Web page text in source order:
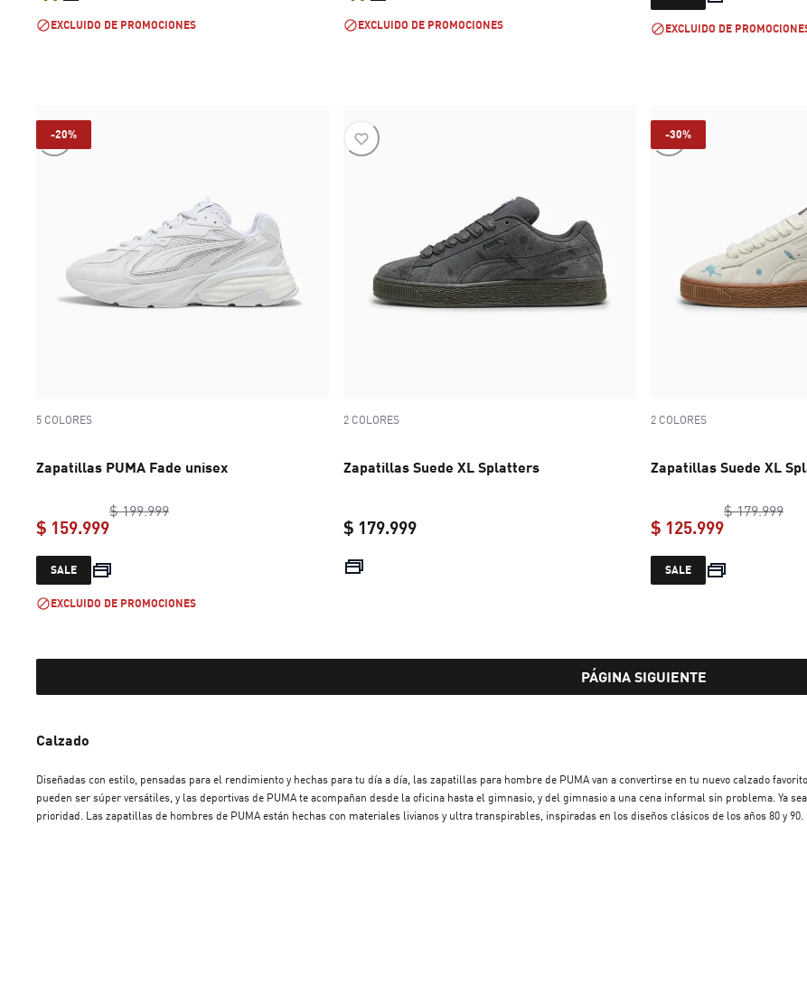
EXCLUIDO DE PROMOCIONES EXCLUIDO DE PROMOCIONES EXCLUIDO DE
-20%
5 COLORES
Zapatillas PUMA Fade unisex
$ 199.999original price $ 199.999
$ 159.999
current price $ 159.999
SALE
EXCLUIDO DE PROMOCIONES
2 COLORES
Zapatillas Suede XL Splatters
$ 179.999
-30%
2 COLORES
Zapatillas Suede XL
$ 179.999
$ 125.999
current
SALE
PÁGINA SIGUIENTE
Calzado
Diseñadas con estilo, pensadas para el rendimiento y hechas para tu día a día, las zapatillas para hombre de PUMA van a convertirse en tu nuevo calzado
pueden ser súper versátiles, y las deportivas de PUMA te acompañan desde la oficina hasta el gimnasio, y del gimnasio a una cena informal sin problema. Ya
prioridad. Las zapatillas de hombres de PUMA están hechas con materiales livianos y ultra transpirables, inspiradas en los diseños clásicos de los años 80 y